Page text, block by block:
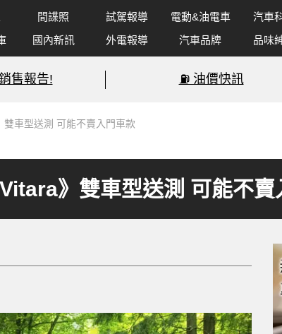
間諜照 試駕報導 電動&油電車 汽車
國內新訊 外電報導 汽車品牌 品味
售報告! ⛽️ 油價快訊
車型送測 可能不賣入門車款
》雙車型送測 可能不賣